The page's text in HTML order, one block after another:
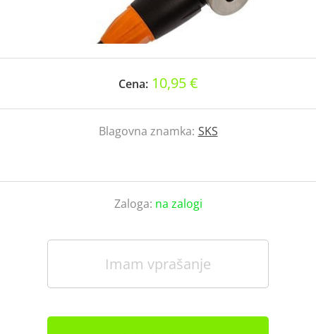
Cena: 10,95 €
Blagovna znamka: SKS
Zaloga: na zalogi
Imam vprašanje